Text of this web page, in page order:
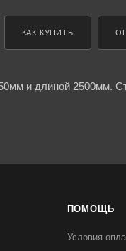
КАК КУПИТЬ
и длиной 2500мм.
ПОМОЩЬ
Условия